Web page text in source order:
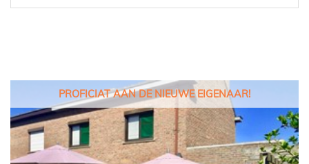
PROFICIAT AAN DE NIEUWE EIGENAAR!